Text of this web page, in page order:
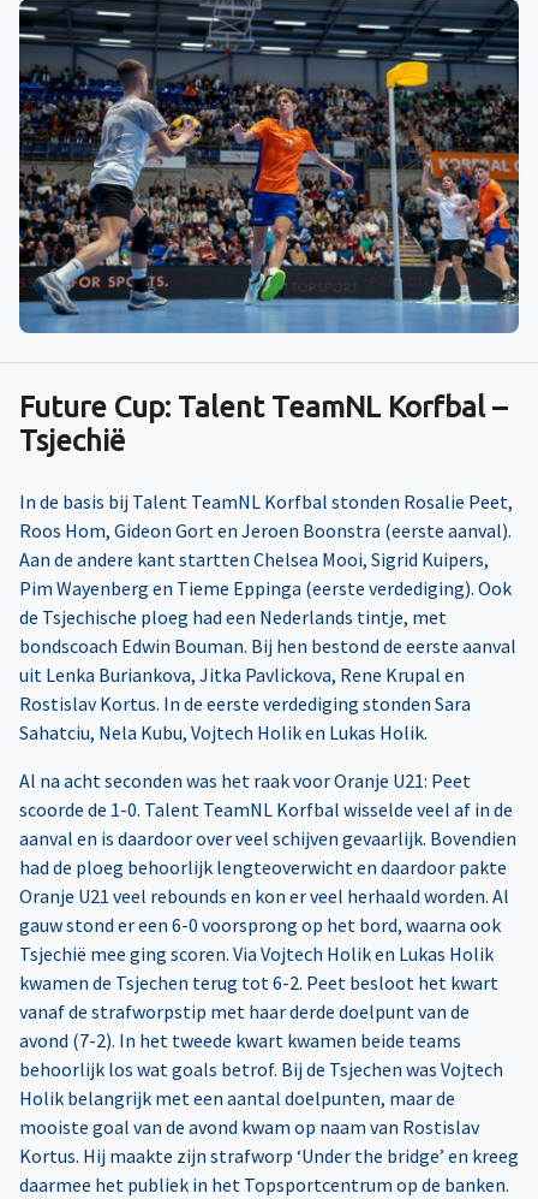
Future Cup: Talent TeamNL Korfbal –
Tsjechië
In de basis bij Talent TeamNL Korfbal stonden Rosalie Peet,
Roos Hom, Gideon Gort en Jeroen Boonstra (eerste aanval).
Aan de andere kant startten Chelsea Mooi, Sigrid Kuipers,
Pim Wayenberg en Tieme Eppinga (eerste verdediging). Ook
de Tsjechische ploeg had een Nederlands tintje, met
bondscoach Edwin Bouman. Bij hen bestond de eerste aanval
uit Lenka Buriankova, Jitka Pavlickova, Rene Krupal en
Rostislav Kortus. In de eerste verdediging stonden Sara
Sahatciu, Nela Kubu, Vojtech Holik en Lukas Holik.
Al na acht seconden was het raak voor Oranje U21: Peet
scoorde de 1-0. Talent TeamNL Korfbal wisselde veel af in de
aanval en is daardoor over veel schijven gevaarlijk. Bovendien
had de ploeg behoorlijk lengteoverwicht en daardoor pakte
Oranje U21 veel rebounds en kon er veel herhaald worden. Al
gauw stond er een 6-0 voorsprong op het bord, waarna ook
Tsjechië mee ging scoren. Via Vojtech Holik en Lukas Holik
kwamen de Tsjechen terug tot 6-2. Peet besloot het kwart
vanaf de strafworpstip met haar derde doelpunt van de
avond (7-2). In het tweede kwart kwamen beide teams
behoorlijk los wat goals betrof. Bij de Tsjechen was Vojtech
Holik belangrijk met een aantal doelpunten, maar de
mooiste goal van de avond kwam op naam van Rostislav
Kortus. Hij maakte zijn strafworp ‘Under the bridge’ en kreeg
daarmee het publiek in het Topsportcentrum op de banken.